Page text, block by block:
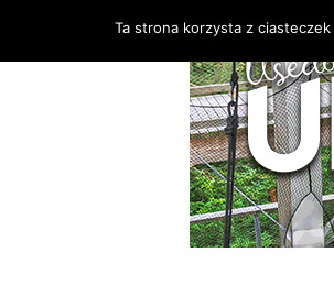
Ta strona korzysta z